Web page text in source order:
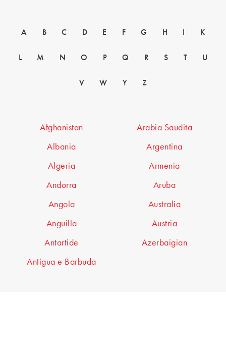
A B C D E F G H K
L M N O P Q R S T U
V W Y Z
Afghanistan
Albania
Algeria
Andorra
Angola
Anguilla
Antartide
Antigua e Barbuda
Arabia Saudita
Argentina
Armenia
Aruba
Australia
Austria
Azerbaigian